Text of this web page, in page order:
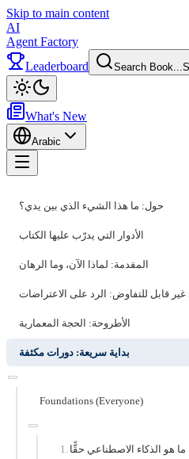
Skip to main content
AI
Agent Factory
Leaderboard
Search Book...
What's New
Arabic
حول: ما هذا الشيء الذي بين يدي؟
الأدوار التي يدرّب عليها الكتاب
المقدمة: لماذا الآن، وما الرهان
غير قابل للتفاوض: الرد على الاعتراضات
الأطروحة: الحجة المعمارية
بداية سريعة: دورات مكثفة
Foundations (Everyone)
ما هو الذكاء الاصطناعي حقًّا